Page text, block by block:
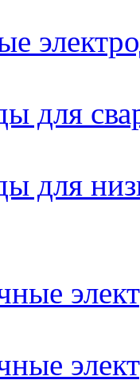
для
для